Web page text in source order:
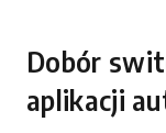
Dobór
aplikacji